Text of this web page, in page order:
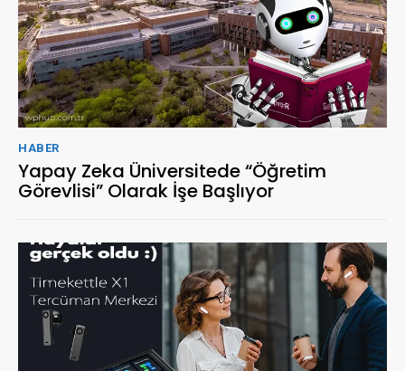
HABER
Yapay Zeka Üniversitede “Öğretim
Görevlisi” Olarak İşe Başlıyor